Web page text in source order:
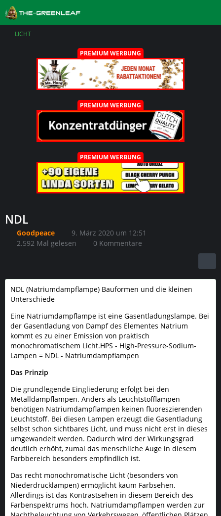
LICHT
PREMIUM WERBUNG
PREMIUM WERBUNG
PREMIUM WERBUNG
NDL
Goodpeace
9. März 2020 um 12:51
2.592 Mal gelesen
0 Kommentare
NDL (Natriumdampflampe) Bauformen und die kleinen
Unterschiede
Eine Natriumdampflampe ist eine Gasentladungslampe. Bei
der Gasentladung von Dampf des Elementes Natrium
kommt es zu einer Emission von praktisch
monochromatischem Licht.HPS - High-Pressure-Sodium-
Lampen = NDL - Natriumdampflampen
Das Prinzip
Die grundlegende Eingliederung erfolgt bei den
Metalldampflampen. Anders als Leuchtstofflampen
benötigen Natriumdampflampen keinen fluoreszierenden
Leuchtstoff. Bei diesen Lampen erzeugt die Gasentladung
selbst schon sichtbares Licht, und muss nicht erst in dieses
umgewandelt werden. Dadurch wird der Wirkungsgrad
deutlich erhöht, zumal das menschliche Auge in diesem
Farbbereich besonders empfindlich ist.
Das recht monochromatische Licht (besonders von
Niederdrucklampen) ermöglicht kaum Farbsehen.
Allerdings ist das Kontrastsehen in diesem Bereich des
Farbenspektrums hoch. Natriumdampflampen werden zur